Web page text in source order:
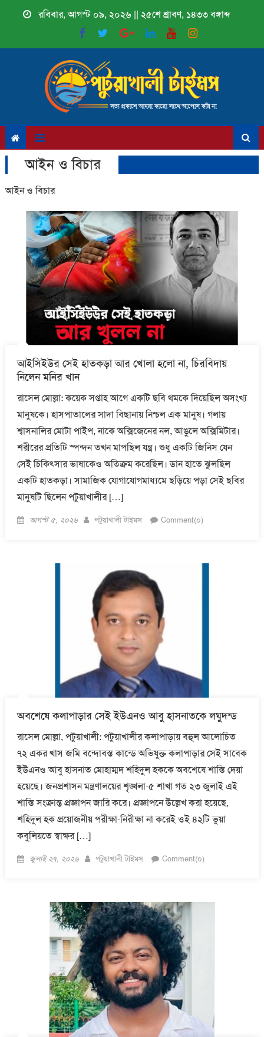
রবিবার, আগস্ট ০৯, ২০২৬ || ২৫শে শ্রাবণ, ১৪৩৩ বঙ্গাব্দ
আইন ও বিচার
আইন ও বিচার
আইসিইউর সেই হাতকড়া আর খোলা হলো না, চিরবিদায়
নিলেন মনির খান
রাসেল মোল্লা: কয়েক সপ্তাহ আগে একটি ছবি থমকে দিয়েছিল অসংখ্য
মানুষকে। হাসপাতালের সাদা বিছানায় নিশ্চল এক মানুষ। গলায়
শ্বাসনালির মোটা পাইপ, নাকে অক্সিজেনের নল, আঙুলে অক্সিমিটার।
শরীরের প্রতিটি স্পন্দন তখন মাপছিল যন্ত্র। শুধু একটি জিনিস যেন
সেই চিকিৎসার ভাষাকেও অতিক্রম করেছিল। ডান হাতে ঝুলছিল
একটি হাতকড়া। সামাজিক যোগাযোগমাধ্যমে ছড়িয়ে পড়া সেই ছবির
মানুষটি ছিলেন পটুয়াখালীর […]
Posted
আগস্ট ৫, ২০২৬ Author
পটুয়াখালী টাইমস Comment(০)
অবশেষে কলাপাড়ার সেই ইউএনও আবু হাসনাতকে লঘুদন্ড
রাসেল মোল্লা, পটুয়াখালী: পটুয়াখালীর কলাপাড়ায় বহুল আলোচিত
৭২ একর খাস জমি বন্দোবস্ত কান্ডে অভিযুক্ত কলাপাড়ার সেই সাবেক
ইউএনও আবু হাসনাত মোহাম্মদ শহিদুল হককে অবশেষে শাস্তি দেয়া
হয়েছে। জনপ্রশাসন মন্ত্রণালয়ের শৃঙ্খলা-৫ শাখা গত ২৩ জুলাই এই
শাস্তি সংক্রান্ত প্রজ্ঞাপন জারি করে। প্রজ্ঞাপনে উল্লেখ করা হয়েছে,
শহিদুল হক প্রয়োজনীয় পরীক্ষা-নিরীক্ষা না করেই ওই ৪২টি ভুয়া
কবুলিয়তে স্বাক্ষর […]
Posted
জুলাই ২৭, ২০২৬ Author
পটুয়াখালী টাইমস Comment(০)